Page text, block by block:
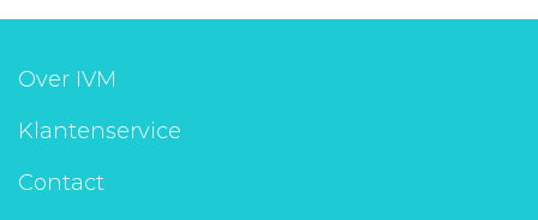
Over IVM
Klantenservice
Contact